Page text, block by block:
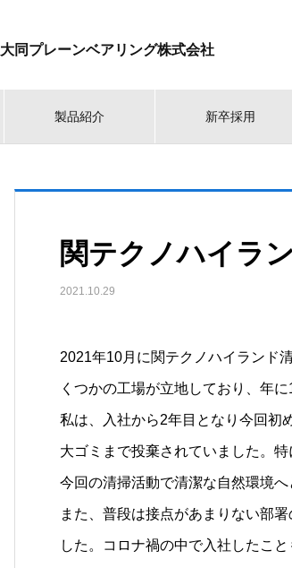
大同プレーンベアリング株式会社
製品紹介 新卒採用
関テクノハイラ
2021.10.29
2021年10月に関テクノハイランド
くつかの工場が立地しており、年
私は、入社から2年目となり今回初
大ゴミまで投棄されていました。
今回の清掃活動で清潔な自然環境へ
また、普段は接点があまりない部
した。コロナ禍の中で入社したこ